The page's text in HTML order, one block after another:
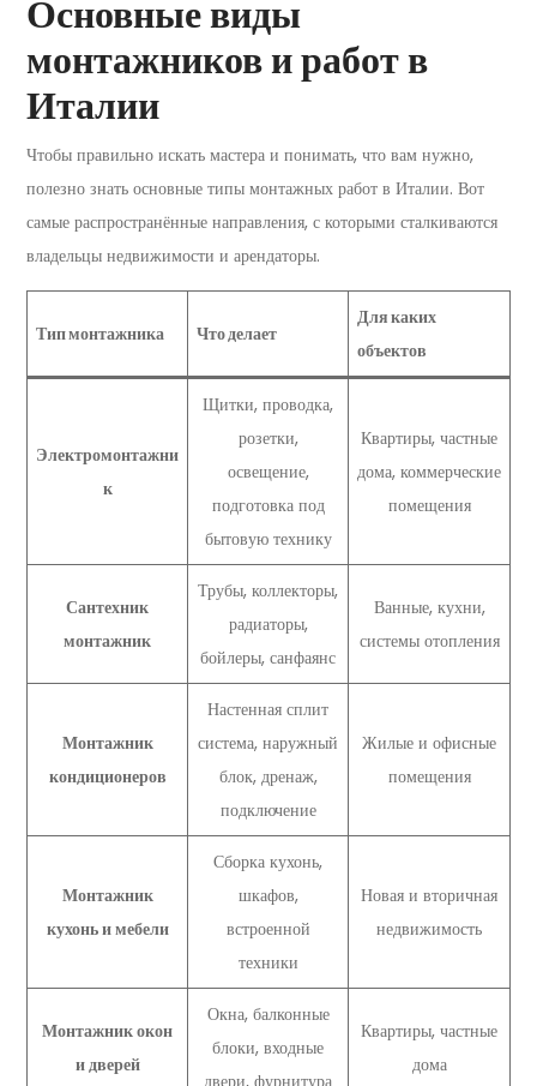
Основные виды
монтажников и работ в
Италии
Чтобы правильно искать мастера и понимать, что вам нужно,
полезно знать основные типы монтажных работ в Италии. Вот
самые распространённые направления, с которыми сталкиваются
владельцы недвижимости и арендаторы.
Тип монтажника Что делает
Для каких
объектов
Электромонтажни
к
Щитки, проводка,
розетки,
освещение,
подготовка под
бытовую технику
Квартиры, частные
дома, коммерческие
помещения
Сантехник
монтажник
Трубы, коллекторы,
радиаторы,
бойлеры, санфаянс
Ванные, кухни,
системы отопления
Монтажник
кондиционеров
Настенная сплит
система, наружный
блок, дренаж,
подключение
Жилые и офисные
помещения
Монтажник
кухонь и мебели
Сборка кухонь,
шкафов,
встроенной
техники
Новая и вторичная
недвижимость
Монтажник окон
и дверей
Окна, балконные
блоки, входные
двери, фурнитура
Квартиры, частные
дома